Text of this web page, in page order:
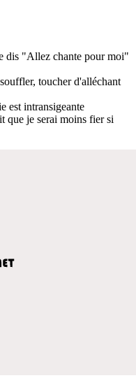
dis "Allez chante pour moi"
toucher d'alléchant
est intransigeante
que je serai moins fier si